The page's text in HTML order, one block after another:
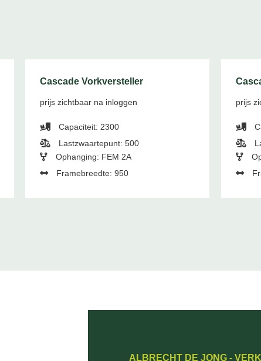
Cascade Vorkversteller
prijs zichtbaar na inloggen
Capaciteit: 2300
Lastzwaartepunt: 500
Ophanging: FEM 2A
Framebreedte: 950
prijs
ALBRECHT DE JONG -